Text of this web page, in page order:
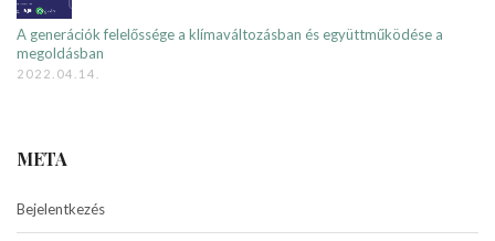
A generációk felelőssége a klímaváltozásban és együttműködése a
megoldásban
2022.04.14.
META
Bejelentkezés